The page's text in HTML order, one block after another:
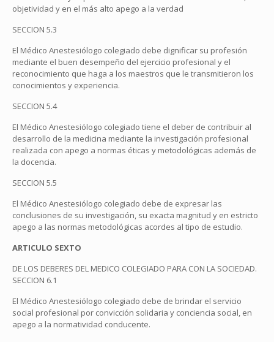
objetividad y en el más alto apego a la verdad
SECCION 5.3
El Médico Anestesiólogo colegiado debe dignificar su profesión
mediante el buen desempeño del ejercicio profesional y el
reconocimiento que haga a los maestros que le transmitieron los
conocimientos y experiencia.
SECCION 5.4
El Médico Anestesiólogo colegiado tiene el deber de contribuir al
desarrollo de la medicina mediante la investigación profesional
realizada con apego a normas éticas y metodológicas además de
la docencia.
SECCION 5.5
El Médico Anestesiólogo colegiado debe de expresar las
conclusiones de su investigación, su exacta magnitud y en estricto
apego a las normas metodológicas acordes al tipo de estudio.
ARTICULO SEXTO
DE LOS DEBERES DEL MEDICO COLEGIADO PARA CON LA SOCIEDAD.
SECCION 6.1
El Médico Anestesiólogo colegiado debe de brindar el servicio
social profesional por convicción solidaria y conciencia social, en
apego a la normatividad conducente.